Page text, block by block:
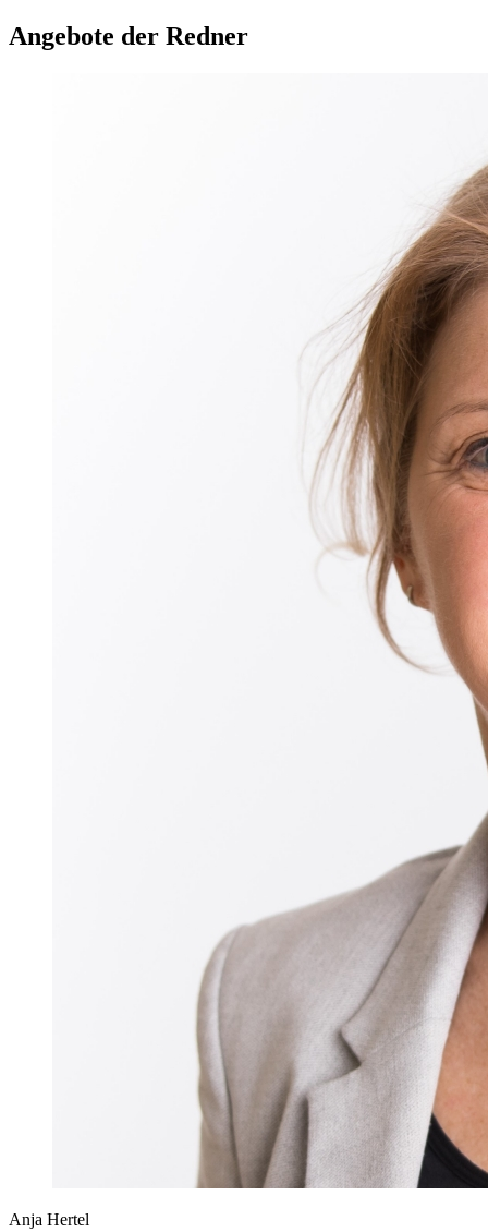
Angebote der Redner
Anja Hertel